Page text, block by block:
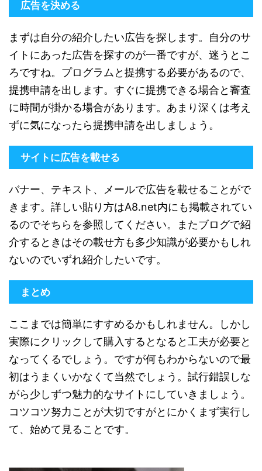
広告を決める
まずは自分の紹介したい広告を探します。自分のサ
イトにあった広告を探すのが一番ですが、迷うとこ
ろですね。プログラムと提携する必要があるので、
提携申請を出します。すぐに提携できる場合と審査
に時間が掛かる場合があります。あまり深くは考え
ずに気になったら提携申請を出しましょう。
サイトに広告を載せる
バナー、テキスト、メールで広告を載せることがで
きます。詳しい貼り方はA8.net内にも掲載されてい
るのでそちらを参照してください。またブログで紹
介するときはその載せ方も多少知識が必要かもしれ
ないのでいずれ紹介したいです。
まとめ
ここまでは簡単にすすめるかもしれません。しかし
実際にクリックして購入するとなると工夫が必要と
なってくるでしょう。ですが何もわからないので最
初はうまくいかなくて当然でしょう。試行錯誤しな
がら少しずつ魅力的なサイトにしていきましょう。
コツコツ努力ことが大切ですがとにかくまず実行し
て、始めて見ることです。